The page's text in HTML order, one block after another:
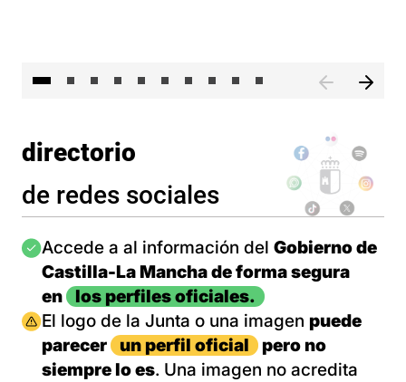
directorio
de redes sociales
Imagen
Accede a al información del Gobierno de
Castilla-La Mancha de forma segura
en
los perfiles oficiales.
Imagen
El logo de la Junta o una imagen puede
parecer
un perfil oficial
pero no
siempre lo es. Una imagen no acredita